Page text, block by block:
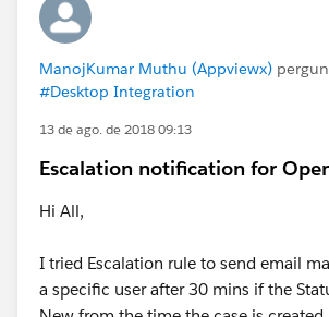
ManojKumar Muthu (Appviewx)
#Desktop Integration
13 de ago. de 2018 09:13
Escalation notification for
Hi All,
I tried Escalation rule to send email
a specific user after 30 mins if the